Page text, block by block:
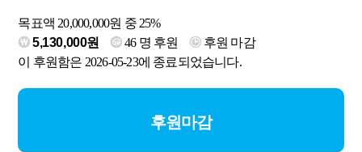
목표액 20,000,000원 중 25%
5,130,000원
46명 후원
후원 마감
이 후원함은 2026-05-23에 종료되었습니다.
후원마감